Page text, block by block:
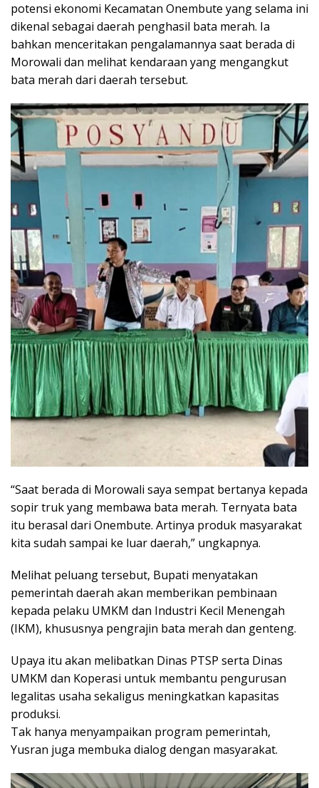
potensi ekonomi Kecamatan Onembute yang selama ini
dikenal sebagai daerah penghasil bata merah. Ia
bahkan menceritakan pengalamannya saat berada di
Morowali dan melihat kendaraan yang mengangkut
bata merah dari daerah tersebut.
“Saat berada di Morowali saya sempat bertanya kepada
sopir truk yang membawa bata merah. Ternyata bata
itu berasal dari Onembute. Artinya produk masyarakat
kita sudah sampai ke luar daerah,” ungkapnya.
Melihat peluang tersebut, Bupati menyatakan
pemerintah daerah akan memberikan pembinaan
kepada pelaku UMKM dan Industri Kecil Menengah
(IKM), khususnya pengrajin bata merah dan genteng.
Upaya itu akan melibatkan Dinas PTSP serta Dinas
UMKM dan Koperasi untuk membantu pengurusan
legalitas usaha sekaligus meningkatkan kapasitas
produksi.
Tak hanya menyampaikan program pemerintah,
Yusran juga membuka dialog dengan masyarakat.